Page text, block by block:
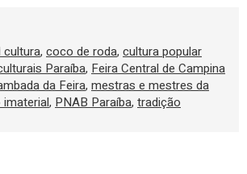
cultura, coco de roda, cultura popular
Paraíba, Feira Central de Campina
da Feira, mestras e mestres da
, PNAB Paraíba, tradição